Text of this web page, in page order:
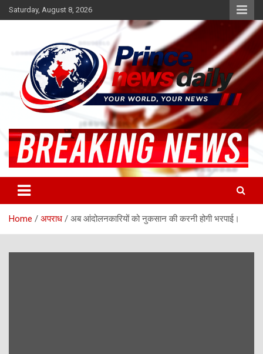
Skip
to
Saturday, August 8, 2026
Princenews Daily
Home अपराध अब आंदोलनकारियों को नुकसान की करनी होगी भरपाई।